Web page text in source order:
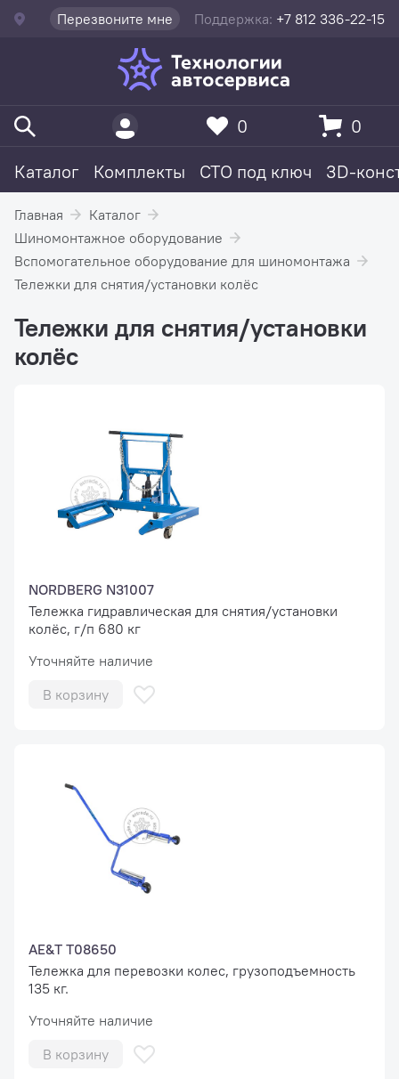
Перезвоните мне Поддержка: +7 812 336-22-15
Каталог Комплекты СТО под ключ 3D-
0 0
Главная
Каталог
Шиномонтажное оборудование
Вспомогательное оборудование для шиномонтажа
Тележки для снятия/установки колёс
Тележки для снятия/установки
колёс
NORDBERG N31007
Тележка гидравлическая для снятия/установки
колёс, г/п 680 кг
Уточняйте наличие
В корзину
AE&T T08650
Тележка для перевозки колес, грузоподъемность
135 кг.
Уточняйте наличие
В корзину